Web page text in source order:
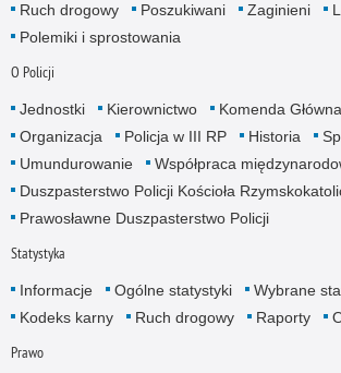
Ruch drogowy
Poszukiwani Zaginieni
Polemiki i sprostowania
O Policji
Jednostki Kierownictwo
Komenda
Organizacja
Policja w III RP Historia
Umundurowanie
Współpraca
Duszpasterstwo Policji Kościoła
Prawosławne Duszpasterstwo Policji
Statystyka
Informacje Ogólne statystyki
Wybrane
Kodeks karny
Ruch drogowy Raporty
Prawo